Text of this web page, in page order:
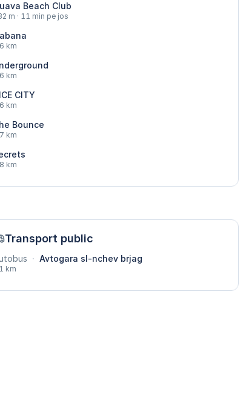
Beach Club
m · 11 min pe jos
km
km
CITY
km
Bounce
km
km
Transport public
· Avtogara sl-nchev brjag
km